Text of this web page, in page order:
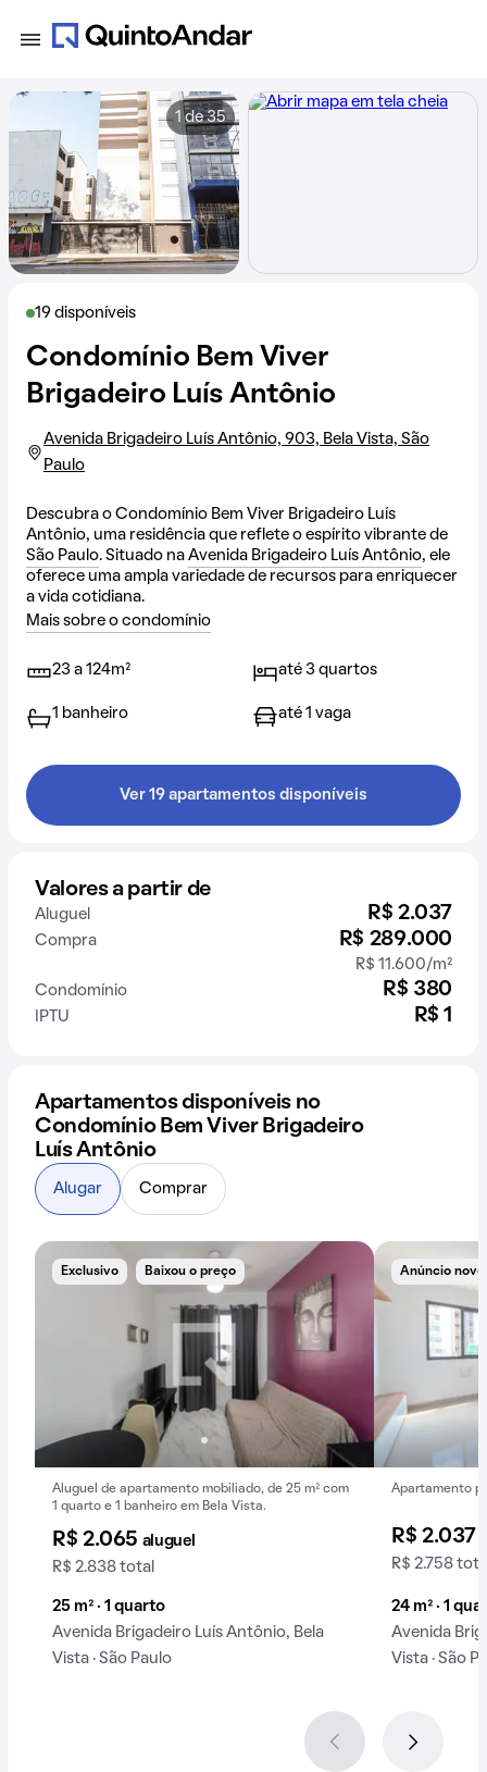
19 disponíveis
Condomínio Bem Viver
Brigadeiro Luís Antônio
Avenida Brigadeiro Luís Antônio, 903, Bela Vista, São
Paulo
Descubra o Condomínio Bem Viver Brigadeiro Luís
Antônio, uma residência que reflete o espírito vibrante de
São Paulo. Situado na Avenida Brigadeiro Luís Antônio, ele
oferece uma ampla variedade de recursos para enriquecer
a vida cotidiana.
Mais sobre o condomínio
23 a 124m² até 3 quartos
1 banheiro até 1 vaga
Ver 19 apartamentos disponíveis
Valores a partir de
Aluguel R$ 2.037
Compra R$ 289.000
R$ 11.600/m²
Condomínio
R$ 380
IPTU R$ 1
1 de 35
Apartamentos disponíveis no
Condomínio Bem Viver Brigadeiro
Luís Antônio
Exclusivo Baixou o preço
Aluguel de apartamento mobiliado, de 25 m² com
1 quarto e 1 banheiro em Bela Vista.
R$ 2.065 aluguel
R$ 2.838 total
25 m² · 1 quarto
Avenida Brigadeiro Luís Antônio, Bela
Vista · São Paulo
Anúncio novo
Apartamento
R$ 2.037
R$ 2.758
24 m² · 1
Avenida
Vista · São
Alugar Comprar